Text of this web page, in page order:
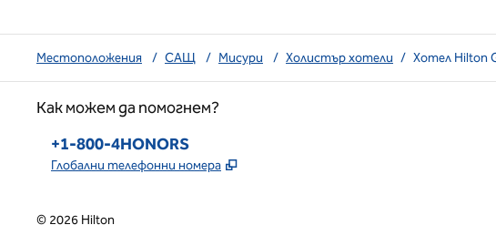
Местоположения / САЩ / Мисури / Холистър хотели / Хотел Hilton
Как можем да помогнем?
Телефон:
+1-800-4HONORS
Глобални телефонни номера ,
© 2026 Hilton